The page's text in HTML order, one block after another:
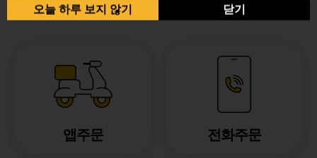
앱주문 전화주문
오늘 하루 보지 않기 닫기